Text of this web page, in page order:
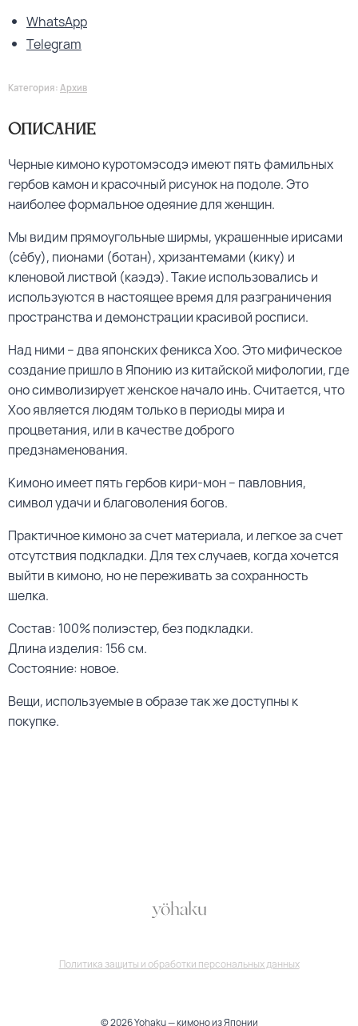
WhatsApp
Telegram
Категория: Архив
Описание
Черные кимоно куротомэсодэ имеют пять фамильных
гербов камон и красочный рисунок на подоле. Это
наиболее формальное одеяние для женщин.
Мы видим прямоугольные ширмы, украшенные ирисами
(сёбу), пионами (ботан), хризантемами (кику) и
кленовой листвой (каэдэ). Такие использовались и
используются в настоящее время для разграничения
пространства и демонстрации красивой росписи.
Над ними – два японских феникса Хоо. Это мифическое
создание пришло в Японию из китайской мифологии, где
оно символизирует женское начало инь. Считается, что
Хоо является людям только в периоды мира и
процветания, или в качестве доброго
предзнаменования.
Кимоно имеет пять гербов кири-мон – павловния,
символ удачи и благоволения богов.
Практичное кимоно за счет материала, и легкое за счет
отсутствия подкладки. Для тех случаев, когда хочется
выйти в кимоно, но не переживать за сохранность
шелка.
Состав: 100% полиэстер, без подкладки.
Длина изделия: 156 см.
Состояние: новое.
Вещи, используемые в образе так же доступны к
покупке.
Политика защиты и обработки персональных данных
© 2026 Yohaku — кимоно из Японии